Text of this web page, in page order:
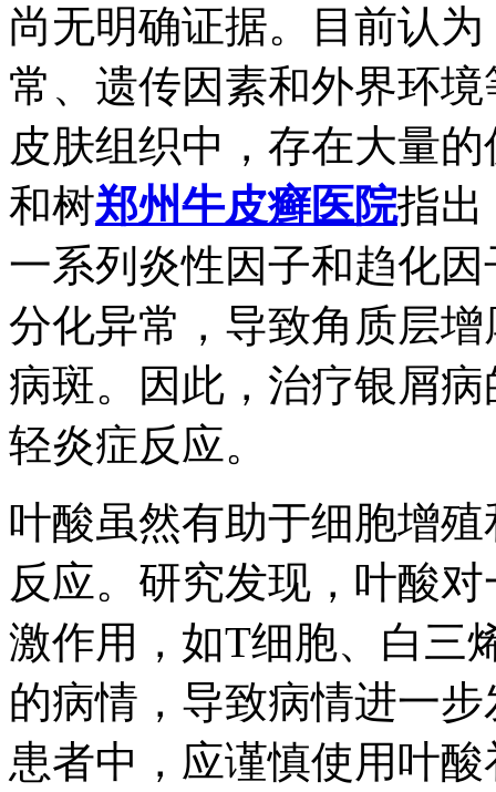
尚无明确证据。目前认
常、遗传因素和外界环
皮肤组织中，存在大量
和树郑州牛皮癣医院指出
一系列炎性因子和趋化
分化异常，导致角质层
病斑。因此，治疗银屑
轻炎症反应。
叶酸虽然有助于细胞增
反应。研究发现，叶酸
激作用，如T细胞、白三
的病情，导致病情进一
患者中，应谨慎使用叶